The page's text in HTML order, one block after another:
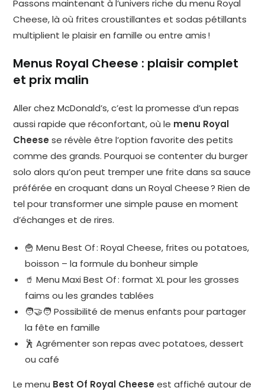
Passons maintenant à l’univers riche du menu Royal
Cheese, là où frites croustillantes et sodas pétillants
multiplient le plaisir en famille ou entre amis !
Menus Royal Cheese : plaisir complet
et prix malin
Aller chez McDonald’s, c’est la promesse d’un repas
aussi rapide que réconfortant, où le menu Royal
Cheese se révèle être l’option favorite des petits
comme des grands. Pourquoi se contenter du burger
solo alors qu’on peut tremper une frite dans sa sauce
préférée en croquant dans un Royal Cheese ? Rien de
tel pour transformer une simple pause en moment
d’échanges et de rires.
🍟 Menu Best Of : Royal Cheese, frites ou potatoes,
boisson – la formule du bonheur simple
🥤 Menu Maxi Best Of : format XL pour les grosses
faims ou les grandes tablées
🧑‍🤝‍🧑 Possibilité de menus enfants pour partager
la fête en famille
🕺 Agrémenter son repas avec potatoes, dessert
ou café
Le menu Best Of Royal Cheese est affiché autour de